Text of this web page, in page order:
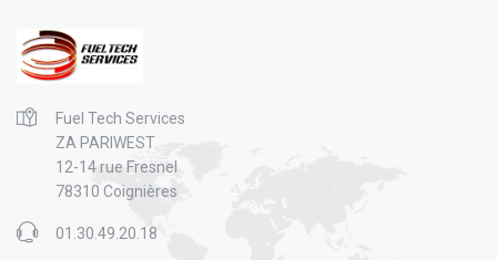
Fuel Tech Services
ZA PARIWEST
12-14 rue Fresnel
78310 Coignières
01.30.49.20.18